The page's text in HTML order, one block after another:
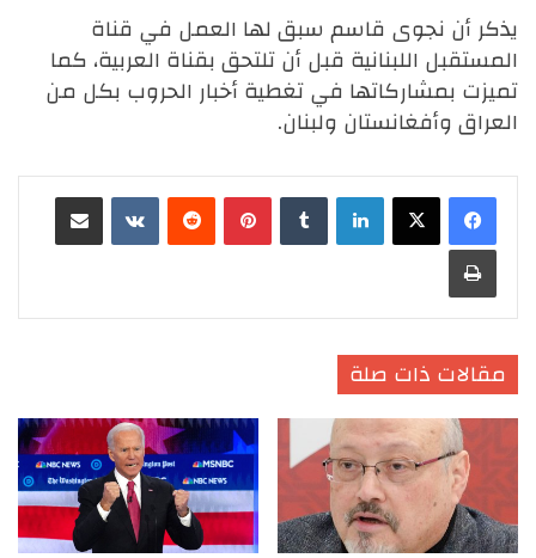
يذكر أن نجوى قاسم سبق لها العمل في قناة
المستقبل اللبنانية قبل أن تلتحق بقناة العربية، كما
تميزت بمشاركاتها في تغطية أخبار الحروب بكل من
العراق وأفغانستان ولبنان.
لينكدإن بينتيريست
طباعة
مقالات ذات صلة